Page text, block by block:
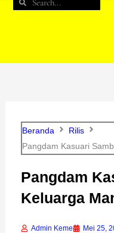
Beranda
Rilis
Pangdam Kasuari
Pangdam
Keluarga
Admin Keme Mei 25,